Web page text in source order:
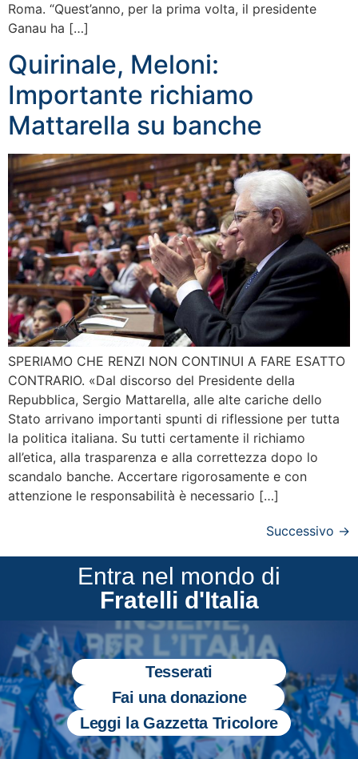
Roma. “Quest’anno, per la prima volta, il presidente
Ganau ha […]
Quirinale, Meloni:
Importante richiamo
Mattarella su banche
SPERIAMO CHE RENZI NON CONTINUI A FARE ESATTO
CONTRARIO. «Dal discorso del Presidente della
Repubblica, Sergio Mattarella, alle alte cariche dello
Stato arrivano importanti spunti di riflessione per tutta
la politica italiana. Su tutti certamente il richiamo
all’etica, alla trasparenza e alla correttezza dopo lo
scandalo banche. Accertare rigorosamente e con
attenzione le responsabilità è necessario […]
Successivo →
Entra nel mondo di
Fratelli d'Italia
Tesserati
Fai una donazione
Leggi la Gazzetta Tricolore